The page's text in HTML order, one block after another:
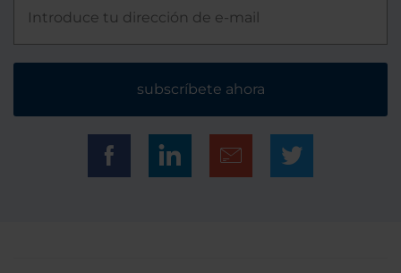
subscríbete ahora